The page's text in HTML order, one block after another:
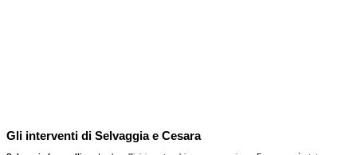
Gli interventi di Selvaggia e Cesara